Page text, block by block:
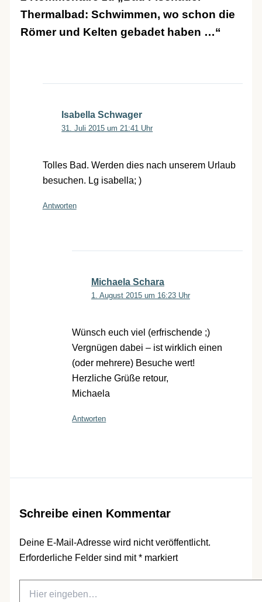
Thermalbad: Schwimmen, wo schon die
Römer und Kelten gebadet haben …“
Isabella Schwager
31. Juli 2015 um 21:41 Uhr
Tolles Bad. Werden dies nach unserem Urlaub
besuchen. Lg isabella; )
Antworten
Michaela Schara
1. August 2015 um 16:23 Uhr
Wünsch euch viel (erfrischende ;)
Vergnügen dabei – ist wirklich einen
(oder mehrere) Besuche wert!
Herzliche Grüße retour,
Michaela
Antworten
Schreibe einen Kommentar
Deine E-Mail-Adresse wird nicht veröffentlicht.
Erforderliche Felder sind mit*markiert
eingeben…